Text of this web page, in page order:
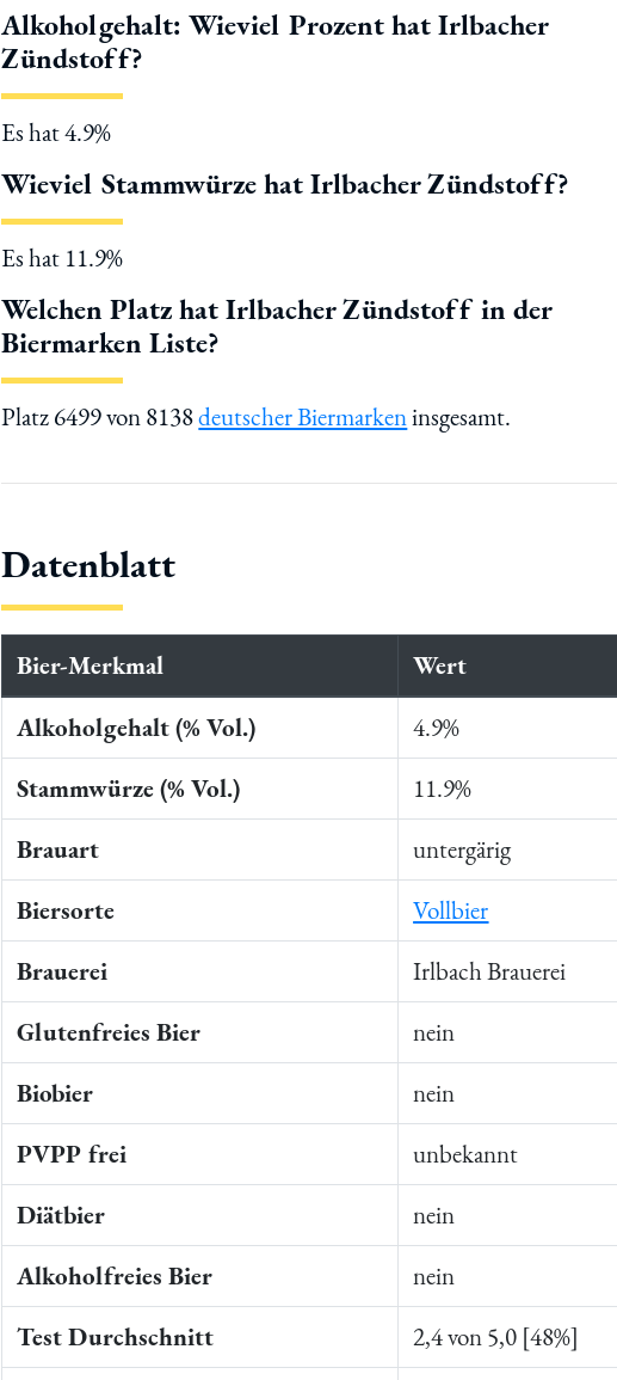
Alkoholgehalt: Wieviel Prozent hat Irlbacher
Zündstoff?
Es hat 4.9%
Wieviel Stammwürze hat Irlbacher Zündstoff?
Es hat 11.9%
Welchen Platz hat Irlbacher Zündstoff in der
Biermarken Liste?
Platz 6499 von 8138deutscher Biermarkeninsgesamt.
Datenblatt
Bier-Merkmal
Wert
Alkoholgehalt (% Vol.)
4.9%
Stammwürze (% Vol.)
11.9%
Brauart
untergärig
Biersorte
Vollbier
Brauerei
Irlbach Brauerei
Glutenfreies Bier
nein
Biobier
nein
PVPP frei
unbekannt
Diätbier
nein
Alkoholfreies Bier
nein
Test Durchschnitt
2,4 von 5,0 [48%]